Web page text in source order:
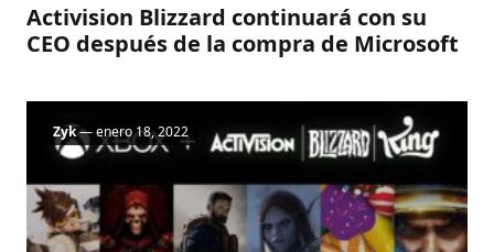
Activision Blizzard continuará con su
CEO después de la compra de Microsoft
Zyk— enero 18, 2022